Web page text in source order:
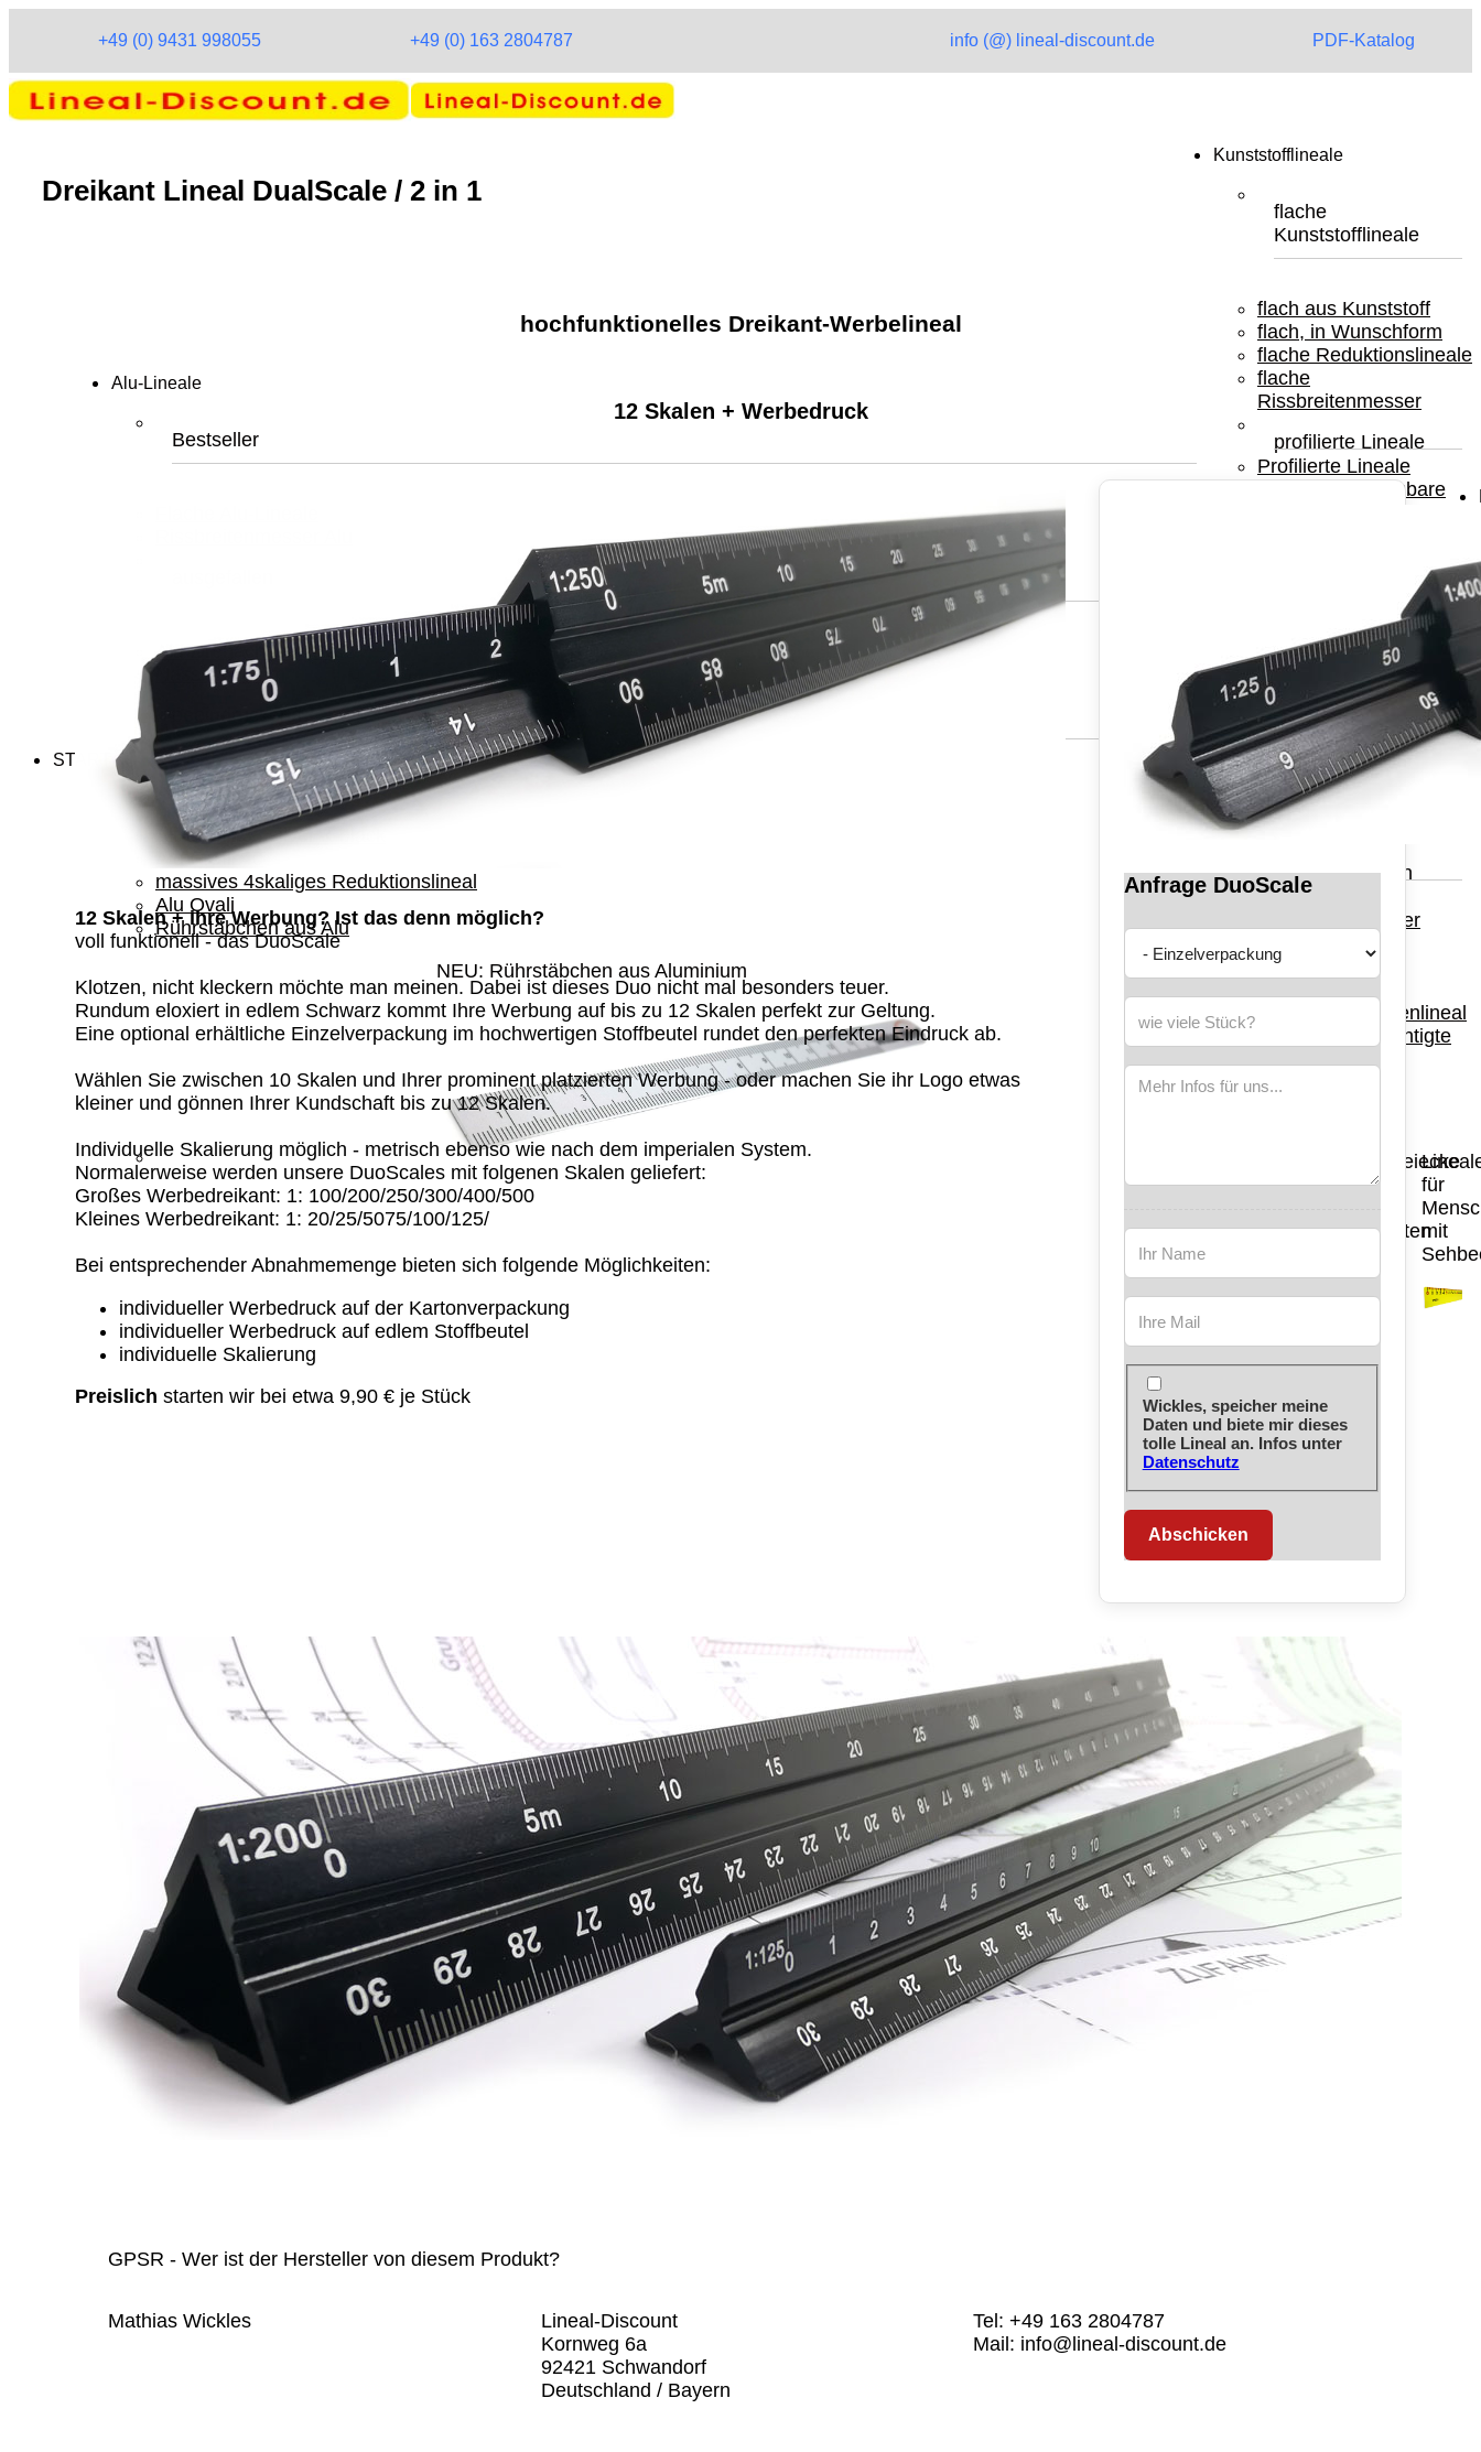
+49 (0) 9431 998055 +49 (0) 163 2804787 info (@) lineal-discount.de PDF-Katalog
START
Alu-Lineale
Bestseller
Alu-Drehachsenlineal
Nassfilmkamm
beeindruckend
Lesezeichen
Alu-Profil 33 silver & black
Alu-Profil 40
massives 4skaliges Reduktionslineal
Alu Ovali
Rührstäbchen aus Alu
NEU: Rührstäbchen aus Aluminium
Kunststofflineale
flache
Kunststofflineale
flach aus Kunststoff
flach, in Wunschform
flache Reduktionslineale
flache
Rissbreitenmesser
profilierte Lineale
Profilierte Lineale
biologisch abbaubare
Geodreiecke
Geodreiecke
profilierte Geo-
Dreiecke
Flache Geodreiecke
0,5mm
Winkley - LernGeo-
Dreieck
Kursdreiecke XXL
Besonderheiten
Optischer
Glasdickenmesser
Lesezeichen -
Lesehelfer - Listenlineal
für Sehbeeinträchtigte
Wunschform
Geodreiecke
in
Varianten
für
mit
Dreikant Lineal DualScale / 2 in 1
hochfunktionelles Dreikant-Werbelineal
12 Skalen + Werbedruck
12 Skalen + ihre Werbung? Ist das denn möglich?
voll funktionell - das DuoScale
Klotzen, nicht kleckern möchte man meinen. Dabei ist dieses Duo nicht mal besonders teuer.
Rundum eloxiert in edlem Schwarz kommt Ihre Werbung auf bis zu 12 Skalen perfekt zur Geltung.
Eine optional erhältliche Einzelverpackung im hochwertigen Stoffbeutel rundet den perfekten Eindruck ab.
Wählen Sie zwischen 10 Skalen und Ihrer prominent platzierten Werbung - oder machen Sie ihr Logo etwas
kleiner und gönnen Ihrer Kundschaft bis zu 12 Skalen.
Individuelle Skalierung möglich - metrisch ebenso wie nach dem imperialen System.
Normalerweise werden unsere DuoScales mit folgenen Skalen geliefert:
Großes Werbedreikant: 1: 100/200/250/300/400/500
Kleines Werbedreikant: 1: 20/25/5075/100/125/
Bei entsprechender Abnahmemenge bieten sich folgende Möglichkeiten:
individueller Werbedruck auf der Kartonverpackung
individueller Werbedruck auf edlem Stoffbeutel
individuelle Skalierung
Preislich starten wir bei etwa 9,90 € je Stück
Anfrage DuoScale
Wickles, speicher meine
Daten und biete mir dieses
tolle Lineal an. Infos unter
Datenschutz
Abschicken
GPSR - Wer ist der Hersteller von diesem Produkt?
Mathias Wickles
Lineal-Discount
Kornweg 6a
92421 Schwandorf
Deutschland / Bayern
Tel: +49 163 2804787
Mail: info@lineal-discount.de